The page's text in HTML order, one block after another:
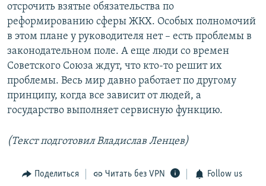
отсрочить взятые обязательства по
реформированию сферы ЖКХ. Особых полномочий
в этом плане у руководителя нет – есть проблемы в
законодательном поле. А еще люди со времен
Советского Союза ждут, что кто-то решит их
проблемы. Весь мир давно работает по другому
принципу, когда все зависит от людей, а
государство выполняет сервисную функцию.
(Текст подготовил Владислав Ленцев)
Поделиться Читать без VPN Follow us